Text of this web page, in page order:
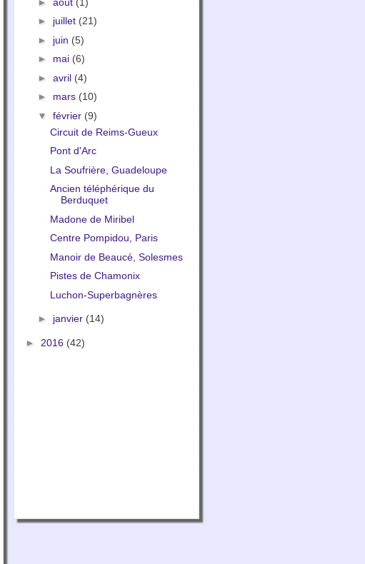
► juillet (21)
► juin (5)
► mai (6)
► avril (4)
► mars (10)
▼ février (9)
Circuit de Reims-Gueux
Pont d'Arc
La Soufrière, Guadeloupe
Ancien téléphérique du
Berduquet
Madone de Miribel
Centre Pompidou, Paris
Manoir de Beaucé, Solesmes
Pistes de Chamonix
Luchon-Superbagnères
► janvier (14)
► 2016 (42)